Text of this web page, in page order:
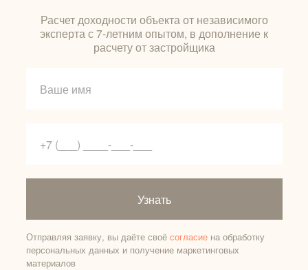
Узнать
Отправляя заявку, вы даёте своё согласиена обработку
персональных данных и получение маркетинговых
материалов
Расчет доходности объекта от независимого
эксперта с 7-летним опытом, в дополнение к
расчету от застройщика